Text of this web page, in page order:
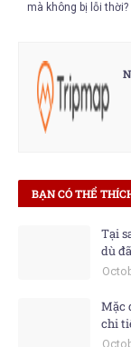
mà không bị lỗi thời?
BẠN CÓ THỂ
Tại
dù
Mặc
chi